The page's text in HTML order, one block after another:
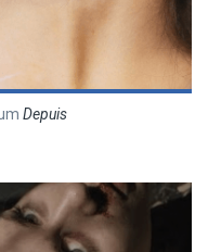
Depuis